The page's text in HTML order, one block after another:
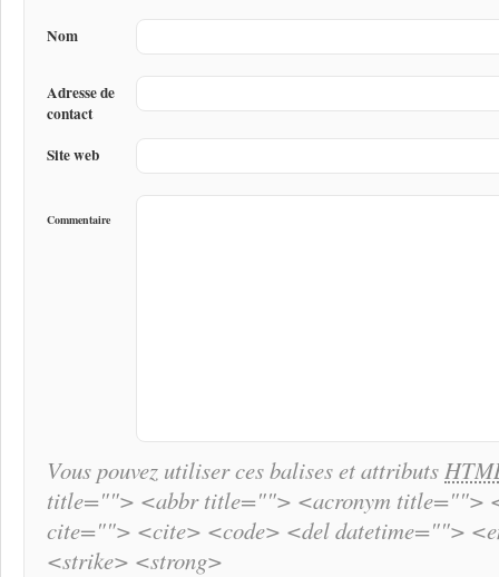
Nom
Adresse de
contact
Site web
Commentaire
Vous pouvez utiliser ces balises et attributs
title=""> <abbr title=""> <acronym title="">
cite=""> <cite> <code> <del datetime="">
<strike> <strong>